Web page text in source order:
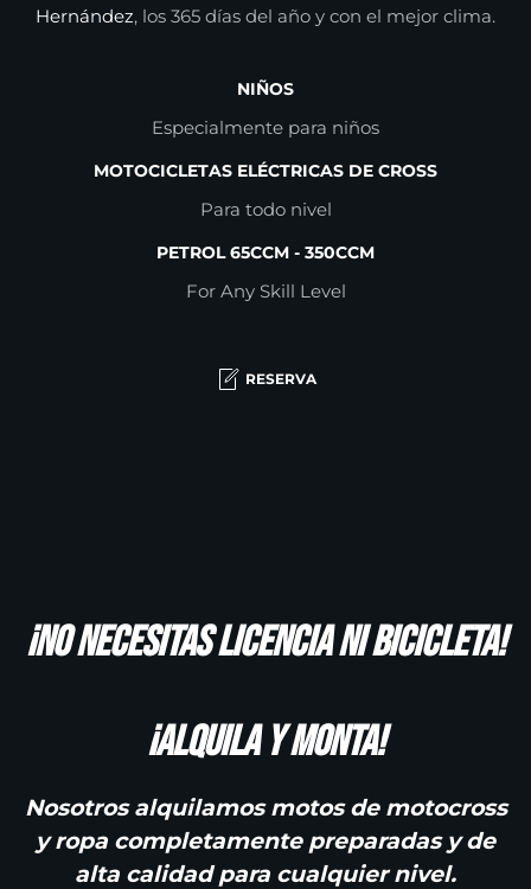
Hernández, los 365 días del año y con el mejor clima.
NIÑOS
Especialmente para niños
MOTOCICLETAS ELÉCTRICAS DE CROSS
Para todo nivel
PETROL 65CCM - 350CCM
For Any Skill Level
RESERVA
¡No necesitas licencia ni bicicleta!
¡Alquila y monta!
Nosotrosalquilamosmotos de motocross
y ropa completamente preparadas y de
alta calidad para cualquier nivel.